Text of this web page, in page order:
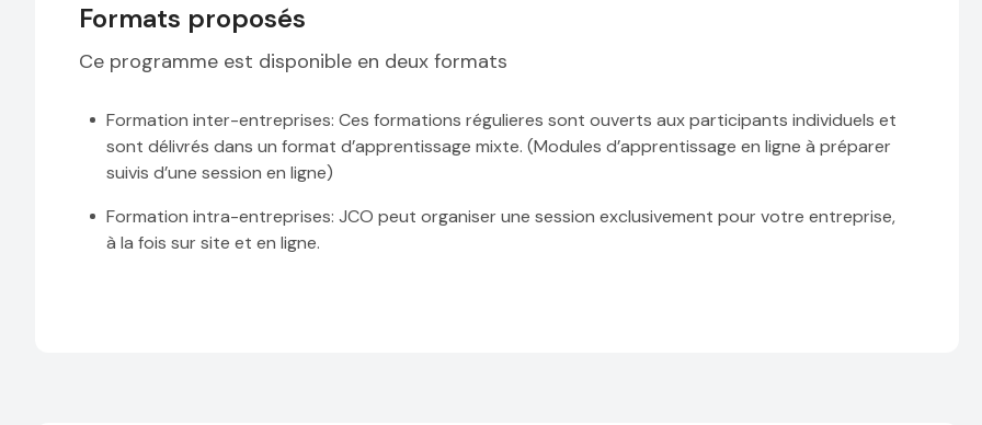
Formats proposés
Ce programme est disponible en deux formats
Formation inter-entreprises: Ces formations régulieres sont ouverts aux participants individuels et
sont délivrés dans un format d’apprentissage mixte. (Modules d’apprentissage en ligne à préparer
suivis d’une session en ligne)
Formation intra-entreprises: JCO peut organiser une session exclusivement pour votre entreprise,
à la fois sur site et en ligne.